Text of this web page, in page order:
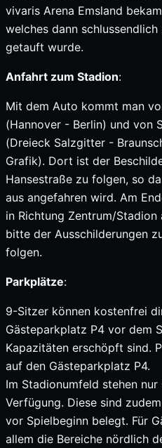
vivaris Arena Emsland
welches dann
getauft wurde.
Anfahrt zum Stadion:
Mit dem Auto kommt man
(Hannover - Berlin) und von
(Dreieck Salzgitter -
Grafik). Dort ist der
Hansestraße zu folgen, so
aus angefahren wird. Am
in Richtung Zentrum/Stadion
bitte der Ausschilderungen
folgen.
Parkplätze:
9-Sitzer können kostenfrei
Gästeparkplatz P4 vor dem
Kapazitäten erschöpft sind.
auf den Gästeparkplatz P4.
Im Stadionumfeld stehen
Verfügung. Diese sind
vor Spielbeginn belegt. Für
allem die Bereiche nördlich